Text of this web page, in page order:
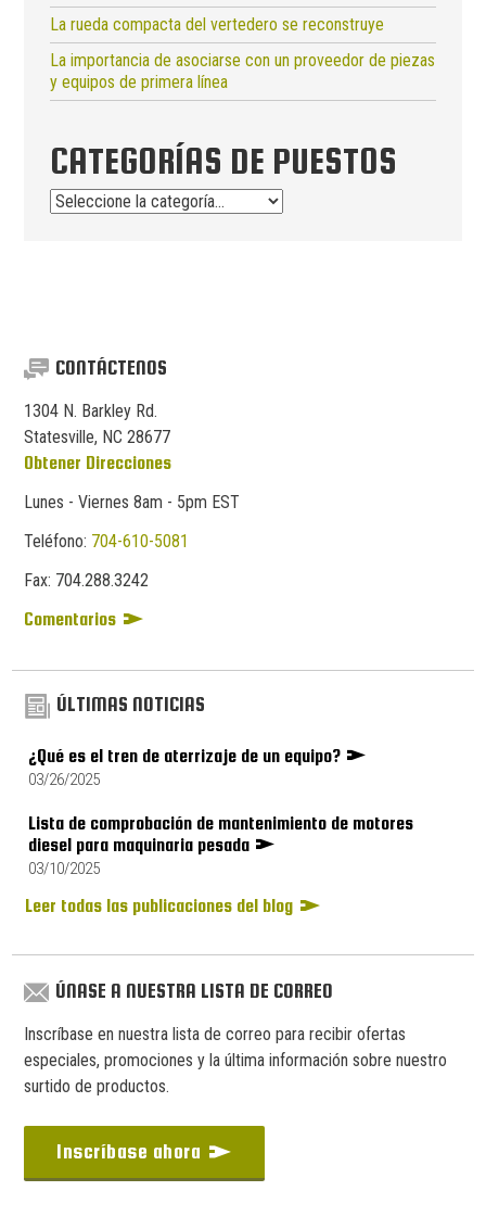
La rueda compacta del vertedero se reconstruye
La importancia de asociarse con un proveedor de piezas
y equipos de primera línea
CATEGORÍAS DE PUESTOS
Categorías
de
CONTÁCTENOS
1304 N. Barkley Rd.
Statesville, NC 28677
Obtener Direcciones
Lunes - Viernes 8am - 5pm EST
Teléfono: 704-610-5081
Fax: 704.288.3242
Comentarios
ÚLTIMAS NOTICIAS
¿Qué es el tren de aterrizaje de un equipo?
03/26/2025
Lista de comprobación de mantenimiento de motores
diesel para maquinaria pesada
03/10/2025
Leer todas las publicaciones del blog
ÚNASE A NUESTRA LISTA DE CORREO
Inscríbase en nuestra lista de correo para recibir ofertas
especiales, promociones y la última información sobre nuestro
surtido de productos.
Inscríbase ahora